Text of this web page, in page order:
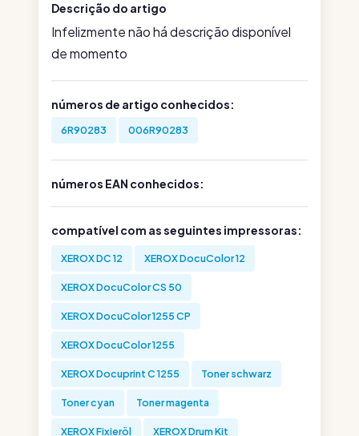
Descrição do artigo
Infelizmente não há descrição disponível
de momento
números de artigo conhecidos:
6R90283 006R90283
números EAN conhecidos:
compatível com as seguintes impressoras:
XEROX DC 12 XEROX DocuColor 12
XEROX DocuColor CS 50
XEROX DocuColor 1255 CP
XEROX DocuColor 1255
XEROX Docuprint C 1255 Toner schwarz
Toner cyan Toner magenta
XEROX Fixieröl XEROX Drum Kit